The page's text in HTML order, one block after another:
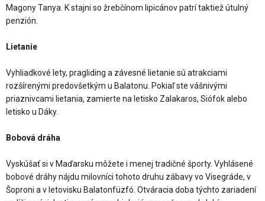
Magony Tanya. K stajni so žrebčínom lipicánov patrí taktiež útulný
penzión.
Lietanie
Vyhliadkové lety, pragliding a závesné lietanie sú atrakciami
rozšírenými predovšetkým u Balatonu. Pokiaľ ste vášnivými
priaznivcami lietania, zamierte na letisko Zalakaros, Siófok alebo
letisko u Dáky.
Bobová dráha
Vyskúšať si v Maďarsku môžete i menej tradičné športy. Vyhlásené
bobové dráhy nájdu milovníci tohoto druhu zábavy vo Visegráde, v
Šoproni a v letovisku Balatonfüzfó. Otváracia doba týchto zariadení